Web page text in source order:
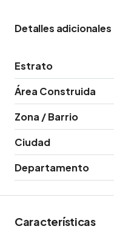
Detalles adicionales
Estrato
Área Construida
Zona / Barrio
Ciudad
Departamento
Características